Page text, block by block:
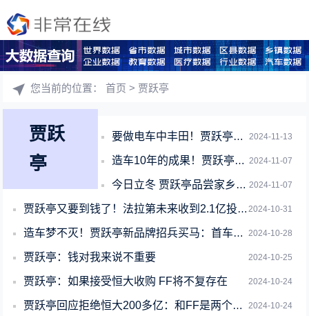
您当前的位置：首页 > 贾跃亭
贾跃
亭
2024-11-13
要做电车中丰田！贾跃亭：与主机厂签署协议 2025年底FX车型首车下线
2024-11-07
造车10年的成果！贾跃亭：法拉第未来已交付14辆FF 91
2024-11-07
今日立冬 贾跃亭品尝家乡的味道：山西十层铜锅
2024-10-31
贾跃亭又要到钱了！法拉第未来收到2.1亿投资款
2024-10-28
造车梦不灭！贾跃亭新品牌招兵买马：首车有望2025年问世
2024-10-25
贾跃亭：钱对我来说不重要
2024-10-24
贾跃亭：如果接受恒大收购 FF将不复存在
2024-10-24
贾跃亭回应拒绝恒大200多亿：和FF是两个完全不同基因的公司